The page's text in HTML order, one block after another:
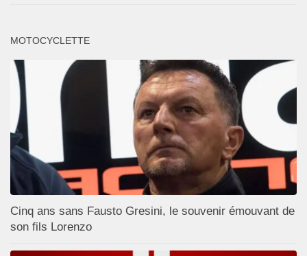
MOTOCYCLETTE
Cinq ans sans Fausto Gresini, le souvenir émouvant de
son fils Lorenzo